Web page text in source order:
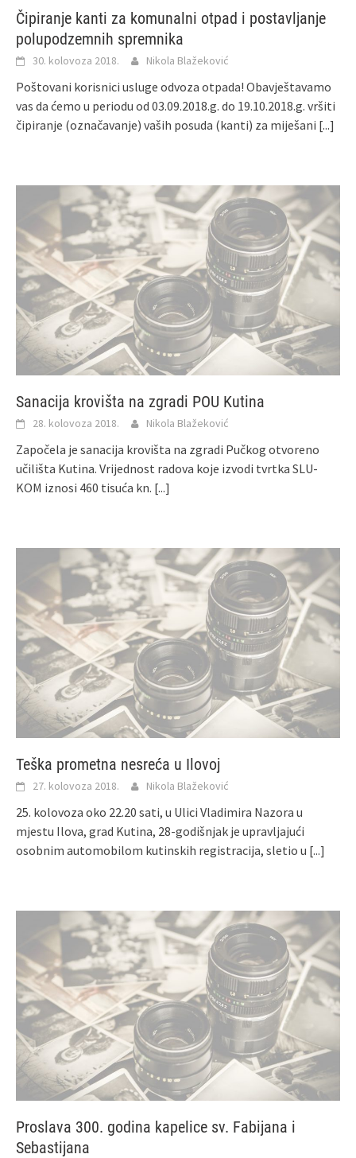
Čipiranje kanti za komunalni otpad i postavljanje
polupodzemnih spremnika
30. kolovoza 2018. Nikola Blažeković
Poštovani korisnici usluge odvoza otpada! Obavještavamo
vas da ćemo u periodu od 03.09.2018.g. do 19.10.2018.g. vršiti
čipiranje (označavanje) vaših posuda (kanti) za miješani [...]
Sanacija krovišta na zgradi POU Kutina
28. kolovoza 2018. Nikola Blažeković
Započela je sanacija krovišta na zgradi Pučkog otvoreno
učilišta Kutina. Vrijednost radova koje izvodi tvrtka SLU-
KOM iznosi 460 tisuća kn. [...]
Teška prometna nesreća u Ilovoj
27. kolovoza 2018. Nikola Blažeković
25. kolovoza oko 22.20 sati, u Ulici Vladimira Nazora u
mjestu Ilova, grad Kutina, 28-godišnjak je upravljajući
osobnim automobilom kutinskih registracija, sletio u [...]
Proslava 300. godina kapelice sv. Fabijana i
Sebastijana